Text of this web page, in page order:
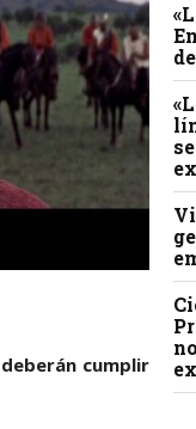
cumplir